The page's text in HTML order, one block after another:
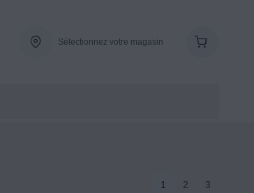
Sélectionnez votre magasin
1 2 3